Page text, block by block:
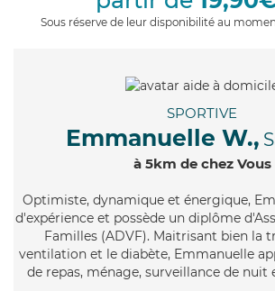
Sous réserve de leur disponibilité au
SPORTIVE
Emmanuelle W.,
à 5km de chez Vous
Optimiste, dynamique et énergique,
d'expérience et possède un diplôme
Familles (ADVF). Maitrisant bien la
ventilation et le diabète, Emmanuelle
de repas, ménage, surveillance de nuit